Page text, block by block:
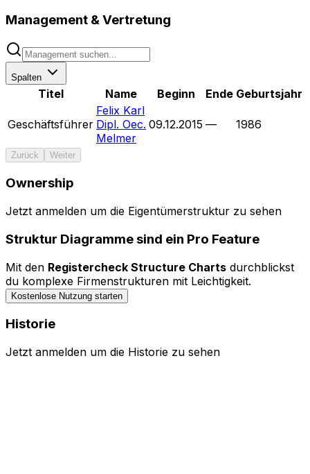
Management & Vertretung
Spalten
Titel Name Beginn Ende Geburtsjahr
Geschäftsführer
Felix Karl
Dipl. Oec.
Melmer
09.12.2015 — 1986
Zurück Weiter
Ownership
Jetzt anmelden um die Eigentümerstruktur zu sehen
Bedienelemente ausblenden
0 Entitäten durchsuchen...
Legende
Struktur Diagramme sind ein Pro Feature
Mit den Registercheck Structure Charts durchblickst
du komplexe Firmenstrukturen mit Leichtigkeit.
Kostenlose Nutzung starten
Historie
Jetzt anmelden um die Historie zu sehen